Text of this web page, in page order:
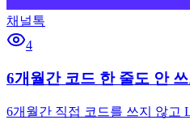
채널톡
4
6개월간 코드 한 줄도 안
6개월간 직접 코드를 쓰지 않고